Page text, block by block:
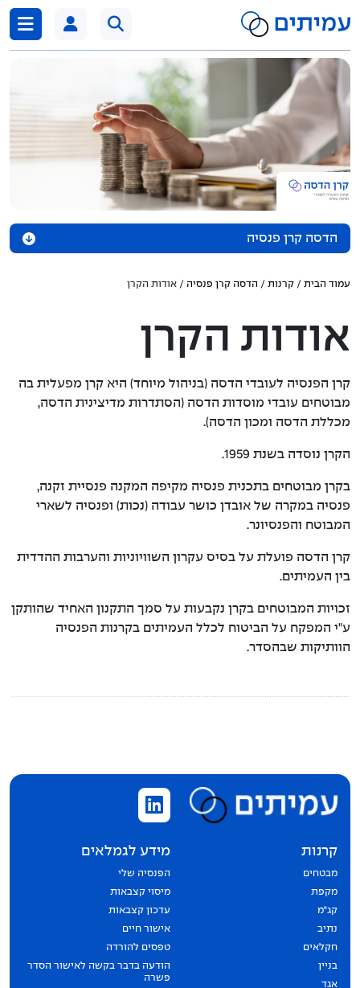
לדלג לתוכן
הדסה קרן פנסיה
אודות הקרן
הצבעות באסיפות
גורמים קשורים
עמוד הבית / קרנות / הדסה קרן פנסיה / אודות הקרן
אודות הקרן
קרן הפנסיה לעובדי הדסה (בניהול מיוחד) היא קרן מפעלית בה
מבוטחים עובדי מוסדות הדסה (הסתדרות מדיצינית הדסה,
מכללת הדסה ומכון הדסה).
הקרן נוסדה בשנת 1959.
בקרן מבוטחים בתכנית פנסיה מקיפה המקנה פנסיית זקנה,
פנסיה במקרה של אובדן כושר עבודה (נכות) ופנסיה לשארי
המבוטח והפנסיונר.
קרן הדסה פועלת על בסיס עקרון השוויוניות והערבות ההדדית
בין העמיתים.
זכויות המבוטחים בקרן נקבעות על סמך התקנון האחיד שהותקן
ע"י המפקח על הביטוח לכלל העמיתים בקרנות הפנסיה
הוותיקות שבהסדר.
קרנות
מבטחים
מקפת
קג״מ
נתיב
חקלאים
בניין
אגד
מידע לגמלאים
הפנסיה שלי
מיסוי קצבאות
עדכון קצבאות
אישור חיים
טפסים להורדה
הודעה בדבר בקשה לאישור הסדר
פשרה